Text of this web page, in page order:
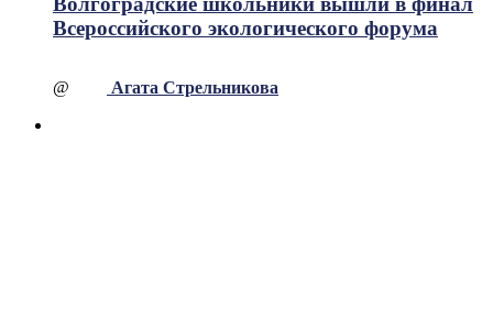
Всероссийского экологического форума
@ Агата Стрельникова